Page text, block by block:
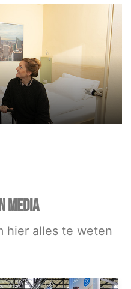
MEDIA
hier alles te weten